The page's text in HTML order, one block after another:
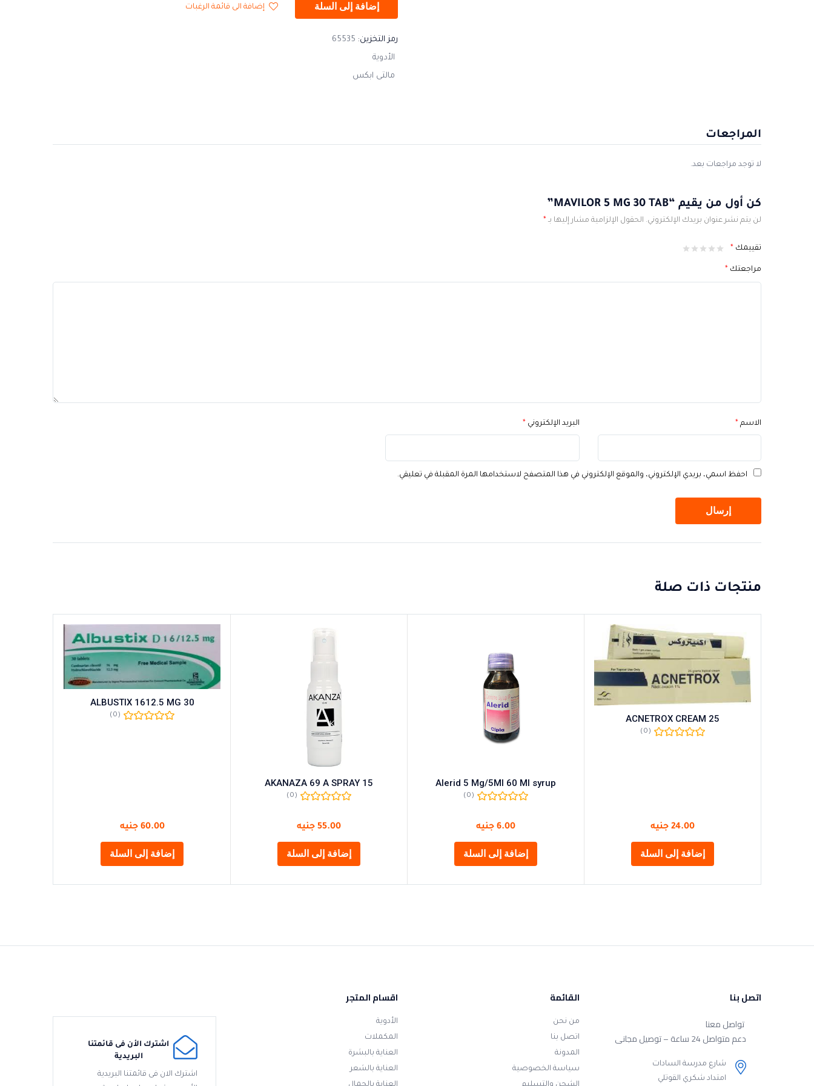
إضافة إلى السلة إضافة الى قائمة الرغبات
رمز التخزين: 65535
الأدوية
مالتى ابكس
المراجعات
لا توجد مراجعات بعد.
كن أول من يقيم “MAVILOR 5 MG 30 TAB”
لن يتم نشر عنوان بريدك الإلكتروني. الحقول الإلزامية مشار إليها بـ *
تقييمك *
مراجعتك *
الاسم * البريد الإلكتروني *
احفظ اسمي، بريدي الإلكتروني، والموقع الإلكتروني في هذا المتصفح لاستخدامها المرة المقبلة في تعليقي.
منتجات ذات صلة
ACNETROX CREAM 25
(0)
24.00 جنيه
إضافة إلى السلة
Alerid 5 Mg/5Ml 60 Ml syrup
(0)
6.00 جنيه
إضافة إلى السلة
AKANAZA 69 A SPRAY 15
(0)
55.00 جنيه
إضافة إلى السلة
ALBUSTIX 1612.5 MG 30
(0)
60.00 جنيه
إضافة إلى السلة
اتصل بنا
تواصل معنا
دعم متواصل 24 ساعة – توصيل مجانى
شارع مدرسة السادات
امتداد شكري القوتلي
القائمة
من نحن
اتصل بنا
المدونة
سياسة الخصوصية
اقسام المتجر
الأدوية
المكملات
العناية بالبشرة
العناية بالشعر
اشترك الأن فى قائمتنا
البريدية
اشترك الان فى قائمتنا البريدية